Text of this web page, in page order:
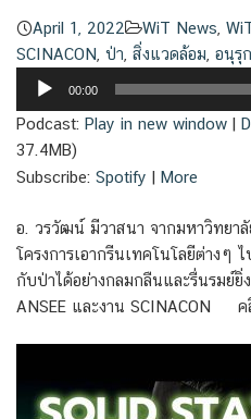
April 1, 2022 WiT News
SCINACON ป่า สิ่งแวดล้อม อนุรุ
Audio
00:00
Podcast: Play in new window |
37.4MB)
Subscribe: Spotify | More
อ. วรวัฒน์ มีวาสนา จากมหาวิทยาลั
โครงการเอากรีนเทคโนโลยีต่าง
กับป่าได้อย่างกลมกลืนและรื่นรมย์ยิ่
ANSEE และงาน SCINACON